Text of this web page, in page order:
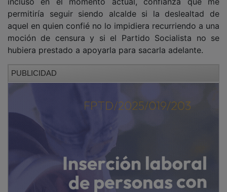
permitiría seguir siendo alcalde si la deslealtad de
aquel en quien confié no lo impidiera recurriendo a una
moción de censura y si el Partido Socialista no se
hubiera prestado a apoyarla para sacarla adelante.